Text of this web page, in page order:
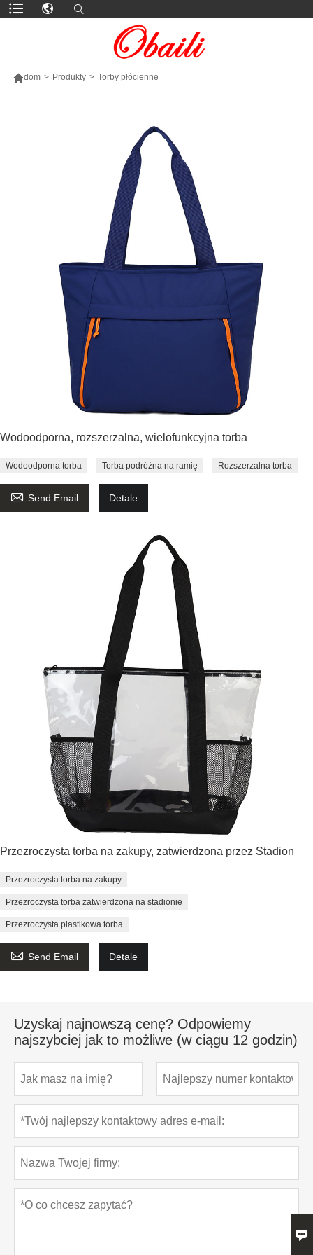
dom > Produkty > Torby płócienne
Wodoodporna, rozszerzalna, wielofunkcyjna torba
Wodoodporna torba Torba podróżna na ramię Rozszerzalna torba
 Send Email Detale
Przezroczysta torba na zakupy, zatwierdzona przez Stadion
Przezroczysta torba na zakupy
Przezroczysta torba zatwierdzona na stadionie
Przezroczysta plastikowa torba
 Send Email Detale
Uzyskaj najnowszą cenę? Odpowiemy
najszybciej jak to możliwe (w ciągu 12 godzin)
